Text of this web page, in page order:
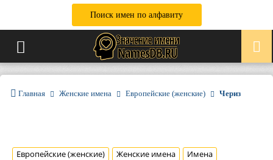
Поиск имен по алфавиту
Главная Женские имена Европейские (женские) Чериз
Европейские (женские) Женские имена
Имена